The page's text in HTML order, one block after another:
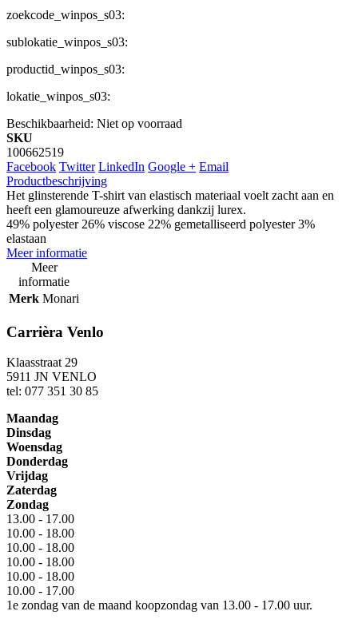
zoekcode_winpos_s03:
sublokatie_winpos_s03:
productid_winpos_s03:
lokatie_winpos_s03:
Beschikbaarheid: Niet op voorraad
SKU
100662519
Facebook Twitter LinkedIn Google + Email
Productbeschrijving
Het glinsterende T-shirt van elastisch materiaal voelt zacht aan en
heeft een glamoureuze afwerking dankzij lurex.
49% polyester 26% viscose 22% gemetalliseerd polyester 3%
elastaan
Meer informatie
Meer
informatie
Merk Monari
Carrièra Venlo
Klaasstraat 29
5911 JN VENLO
tel: 077 351 30 85
Maandag
Dinsdag
Woensdag
Donderdag
Vrijdag
Zaterdag
Zondag
13.00 - 17.00
10.00 - 18.00
10.00 - 18.00
10.00 - 18.00
10.00 - 18.00
10.00 - 17.00
1e zondag van de maand koopzondag van 13.00 - 17.00 uur.